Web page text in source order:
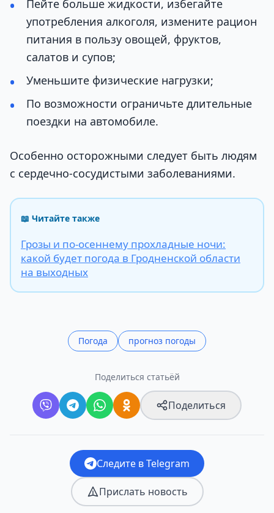
Пейте больше жидкости, избегайте
употребления алкоголя, измените рацион
питания в пользу овощей, фруктов,
салатов и супов;
Уменьшите физические нагрузки;
По возможности ограничьте длительные
поездки на автомобиле.
Особенно осторожными следует быть людям
с сердечно-сосудистыми заболеваниями.
📖 Читайте также
Грозы и по-осеннему прохладные ночи:
какой будет погода в Гродненской области
на выходных
Погода прогноз погоды
Поделиться статьёй
Поделиться
Следите в Telegram
Прислать новость